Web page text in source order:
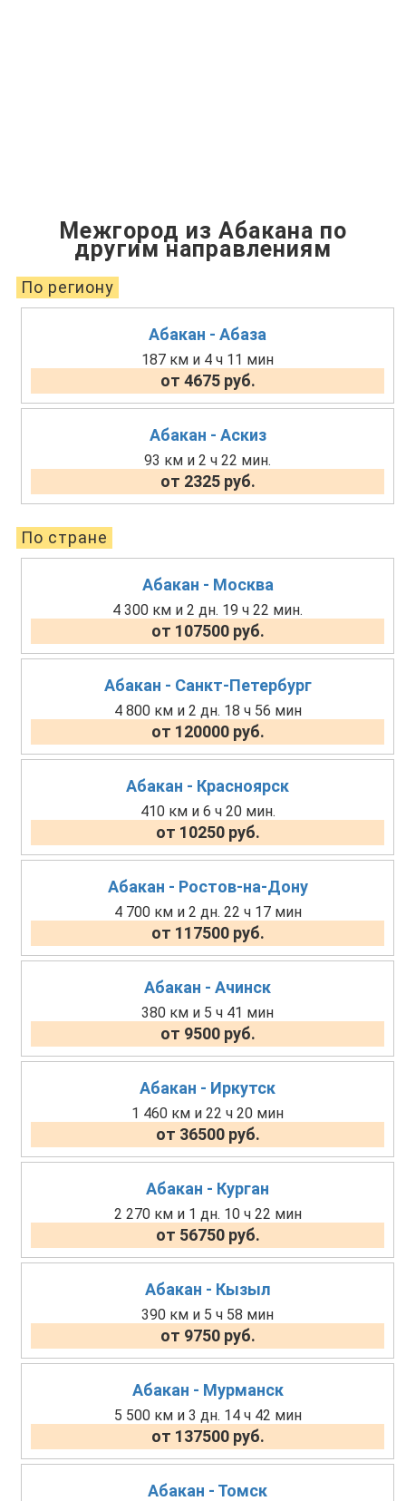
Межгород из Абакана по
другим направлениям
По региону
Абакан - Абаза
187 км и 4 ч 11 мин
от 4675 руб.
Абакан - Аскиз
93 км и 2 ч 22 мин.
от 2325 руб.
По стране
Абакан - Москва
4 300 км и 2 дн. 19 ч 22 мин.
от 107500 руб.
Абакан - Санкт-Петербург
4 800 км и 2 дн. 18 ч 56 мин
от 120000 руб.
Абакан - Красноярск
410 км и 6 ч 20 мин.
от 10250 руб.
Абакан - Ростов-на-Дону
4 700 км и 2 дн. 22 ч 17 мин
от 117500 руб.
Абакан - Ачинск
380 км и 5 ч 41 мин
от 9500 руб.
Абакан - Иркутск
1 460 км и 22 ч 20 мин
от 36500 руб.
Абакан - Курган
2 270 км и 1 дн. 10 ч 22 мин
от 56750 руб.
Абакан - Кызыл
390 км и 5 ч 58 мин
от 9750 руб.
Абакан - Мурманск
5 500 км и 3 дн. 14 ч 42 мин
от 137500 руб.
Абакан - Томск